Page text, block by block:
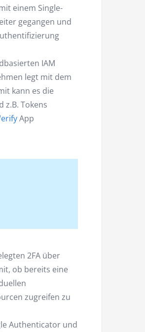
einem Single-
gegangen und
IAM
legt mit dem
kann es die
z.B. Tokens
App
2FA über
ob bereits eine
zugreifen zu
Authenticator und